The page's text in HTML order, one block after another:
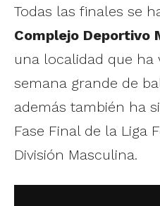
Todas las finales se
Complejo Deportivo
una localidad que ha
semana grande de
además también ha
Fase Final de la Liga
División Masculina.